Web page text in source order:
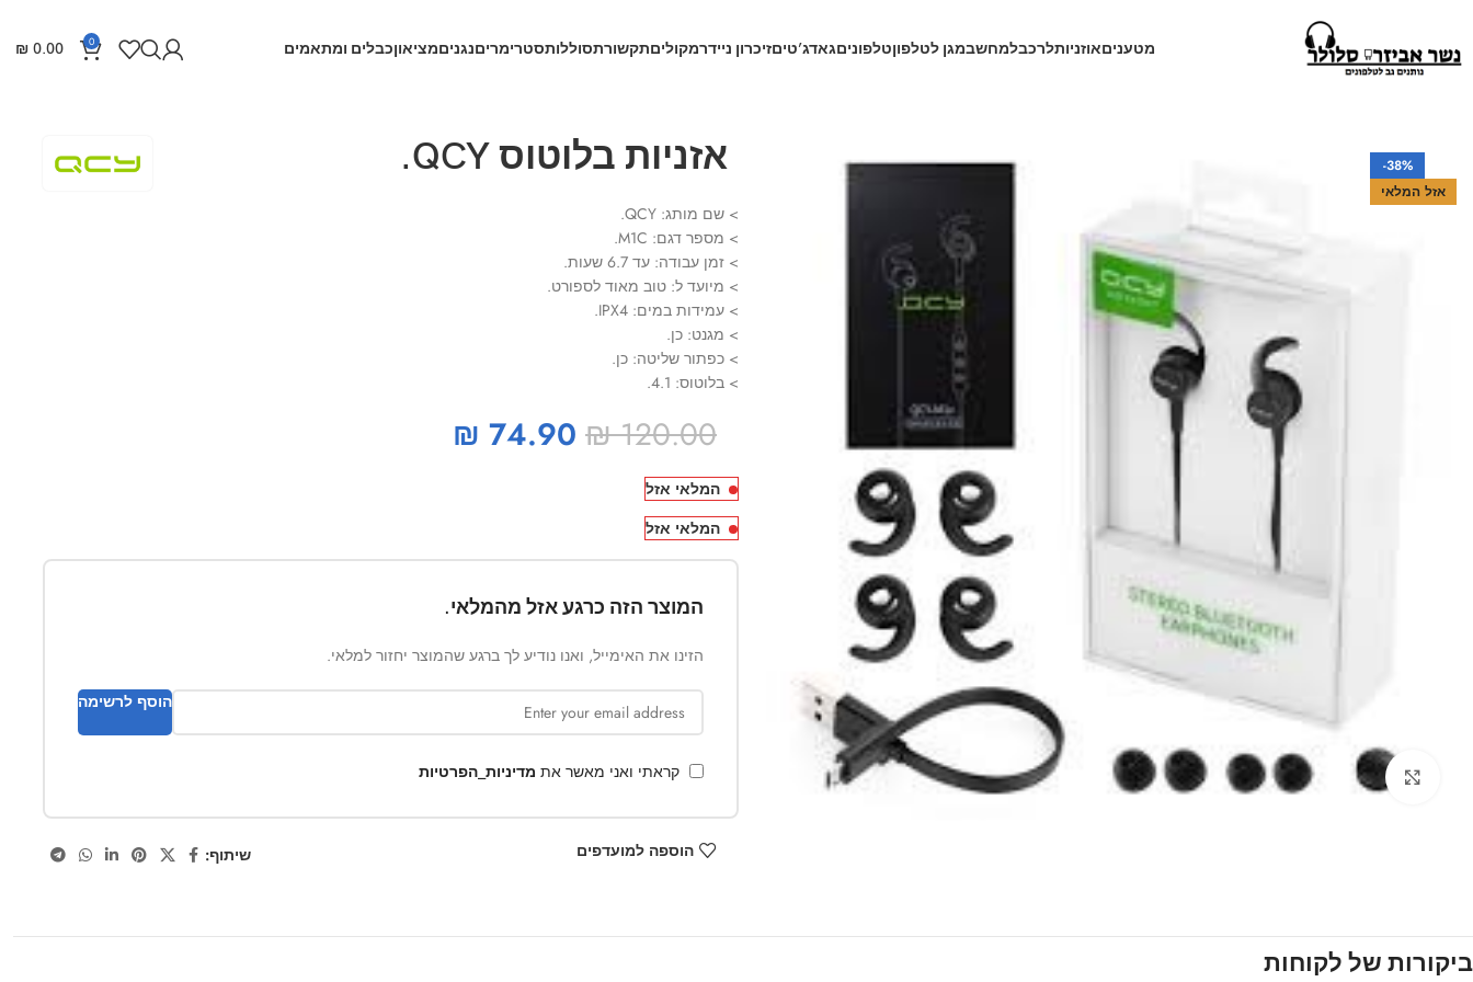
מטעניםאוזניותלרכבלמחשבמגן לטלפוןטלפוניםגאדג’טיםזיכרון ניידרמקוליםתקשורתסוללותסטרימריםנגניםמציאוןכבלים ומתאמים 0
₪ 0.00
-38%
אזל המלאי
Click to enlarge
אזניות בלוטוס QCY.
> שם מותג: QCY.
> מספר דגם: M1C.
> זמן עבודה: עד 6.7 שעות.
> מיועד ל: טוב מאוד לספורט.
> עמידות במים: IPX4.
> מגנט: כן.
> כפתור שליטה: כן.
> בלוטוס: 4.1.
₪120.00
₪ 74.90
המלאי אזל
המלאי אזל
המוצר הזה כרגע אזל מהמלאי.
הזינו את האימייל, ואנו נודיע לך ברגע שהמוצר יחזור למלאי.
הוסף לרשימה
קראתי ואני מאשר את מדיניות_הפרטיות
הוספה למועדפים שיתוף:
ביקורות של לקוחות